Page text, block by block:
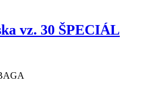
vz. 30 ŠPECIÁL